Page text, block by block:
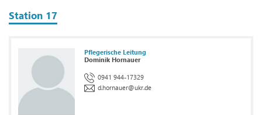
Station 17
Pflegerische Leitung
Dominik Hornauer
0941 944-17329
d.hornauer@ukr.de